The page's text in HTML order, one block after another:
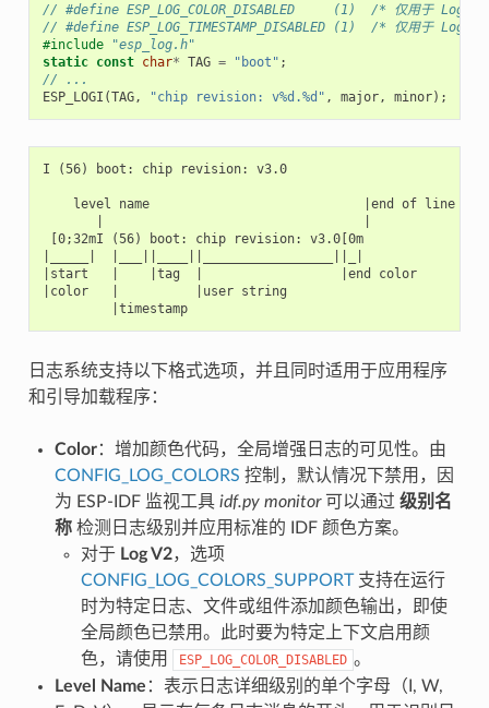
// #define ESP_LOG_COLOR_DISABLED     (1)  /* 仅用于 Log
// #define ESP_LOG_TIMESTAMP_DISABLED (1)  /* 仅用于 Log
#include
"esp_log.h"
static const char* TAG = "boot" ;
// ...
ESP_LOGI (TAG, "chip revision: v%d.%d" , major, minor);
I (56) boot: chip revision: v3.0
    level name                            |end of line
[0;32mI (56) boot: chip revision: v3.0[0m
|start   |    |tag  |                  |end color
|color   |          |user string
         |timestamp
日志系统支持以下格式选项，并且同时适用于应用程序
和引导加载程序：
Color：增加颜色代码，全局增强日志的可见性。由
CONFIG_LOG_COLORS 控制，默认情况下禁用，因
为 ESP-IDF 监视工具 idf.py monitor可以通过 级别名
称检测日志级别并应用标准的 IDF 颜色方案。
对于 Log V2，选项
CONFIG_LOG_COLORS_SUPPORT支持在运行
时为特定日志、文件或组件添加颜色输出，即使
全局颜色已禁用。此时要为特定上下文启用颜
色，请使用
ESP_LOG_COLOR_DISABLED 。
Level Name ：表示日志详细级别的单个字母（I, W,